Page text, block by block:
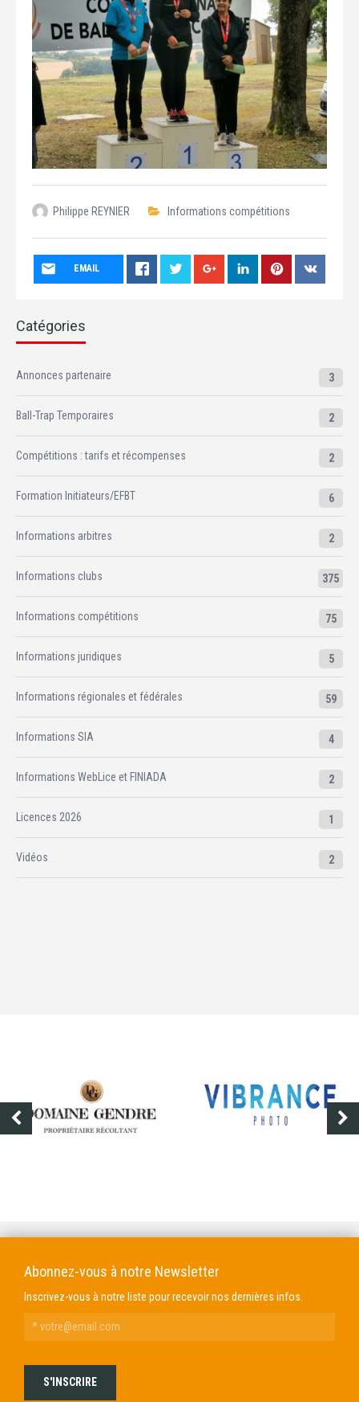
Philippe REYNIER Informations compétitions
EMAIL
Catégories
Annonces partenaire 3
Ball-Trap Temporaires 2
Compétitions : tarifs et récompenses 2
Formation Initiateurs/EFBT 6
Informations arbitres 2
Informations clubs 375
Informations compétitions 75
Informations juridiques 5
Informations régionales et fédérales 59
Informations SIA 4
Informations WebLice et FINIADA 2
Licences 2026 1
Vidéos 2
Abonnez-vous à notre Newsletter
Inscrivez-vous à notre liste pour recevoir nos dernières infos.